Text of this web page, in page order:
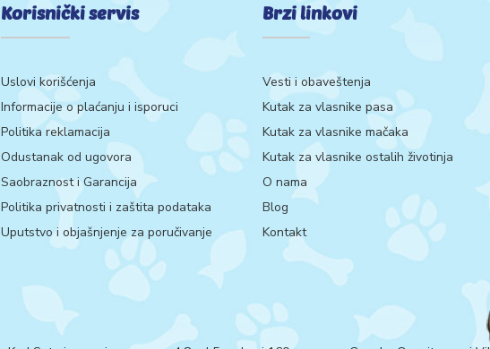
Korisnički servis
Uslovi korišćenja
Informacije o plaćanju i isporuci
Politika reklamacija
Odustanak od ugovora
Saobraznost i Garancija
Politika privatnosti i zaštita podataka
Uputstvo i objašnjenje za poručivanje
Brzi linkovi
Vesti i obaveštenja
Kutak za vlasnike pasa
Kutak za vlasnike mačaka
Kutak za vlasnike ostalih životinja
O nama
Blog
Kontakt